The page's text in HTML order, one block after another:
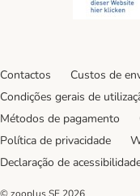
Contactos Custos de
Condições gerais de
Métodos de pagamento
Política de privacidade
Declaração de